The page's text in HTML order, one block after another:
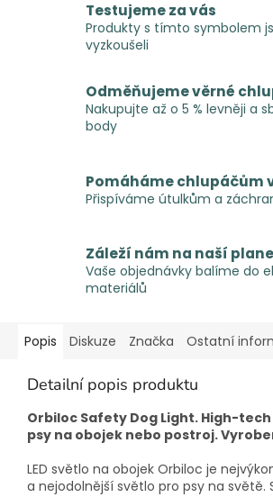
Testujeme za vás
Produkty s tímto symbolem
vyzkoušeli
Odměňujeme věrné
Nakupujte až o 5 % levněji a
body
Pomáháme chlupáčům
Přispíváme útulkům a
Záleží nám na naší
Vaše objednávky balíme do
materiálů
Popis Diskuze Značka Ostatní
Detailní popis produktu
Orbiloc Safety Dog Light. High-tech
psy na obojek nebo postroj.
LED světlo na obojek Orbiloc je
a nejodolnější světlo pro psy na světě.